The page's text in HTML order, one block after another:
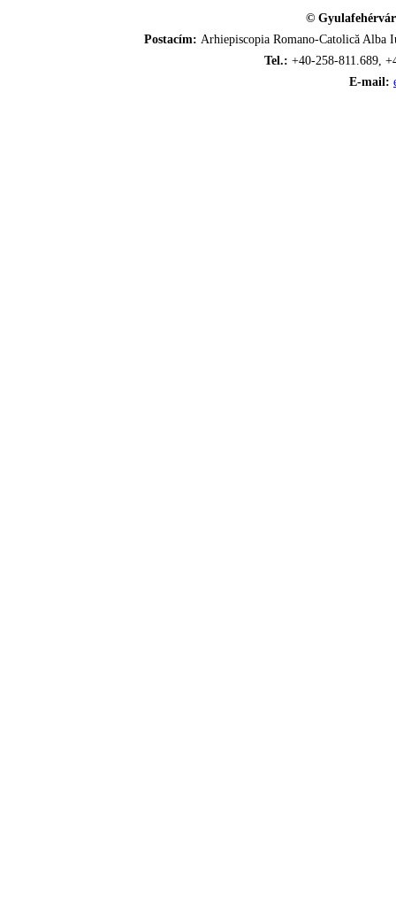
©
Postacím: Arhiepiscopia Romano-Catolică
Tel.: +40-258-811.689,
E-mail: